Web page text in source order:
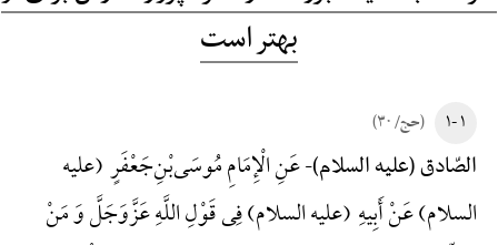
بهتر است
۱ -۱ (حج/ ۳۰)
الصّادق (علیه السلام)-عَنِ الْإِمَامِ مُوسَی‌بْنِ‌جَعْفَرٍ (علیه
السلام) عَنْ أَبِیهِ (علیه السلام) فِی قَوْلِ اللَّهِ عَزَّ‌وَ‌جَلَّ وَ مَنْ